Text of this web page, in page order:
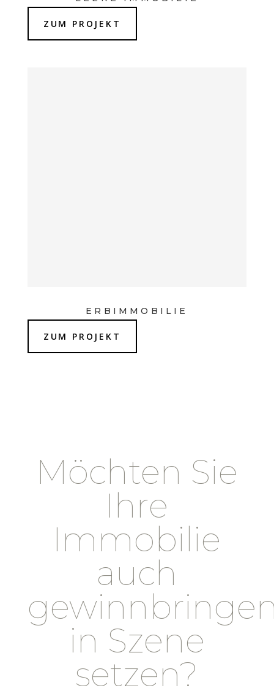
ZUM PROJEKT
ERBIMMOBILIE
ZUM PROJEKT
Möchten Sie
Ihre
Immobilie
auch
in Szene
setzen?